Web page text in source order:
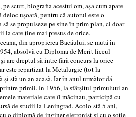
scurt, biografia acestui om, așa cum apare
ușoară, pentru că autorul este o
să se propulseze pe sine în prim plan, ci doar
care ține mai presus de orice.
din apropierea Bacăului, se mută în
absolvă cu Diploma de Merit liceul
are dreptul să intre fără concurs la orice
este repartizat la Metalurgie (tot la
stă un an acasă. Iar în anul următor dă
primii. În 1956, la sfârșitul primuluui an
materiale care îl măcinau, participă cu
de studii la Leningrad. Acolo stă 5 ani,
o diplomă de inginer eletronist și cu o soție